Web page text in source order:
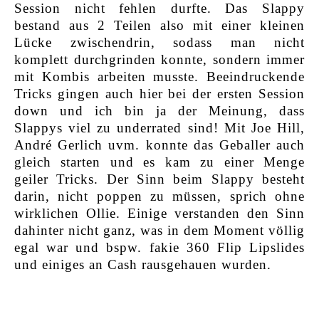
Session nicht fehlen durfte. Das Slappy
bestand aus 2 Teilen also mit einer kleinen
Lücke zwischendrin, sodass man nicht
komplett durchgrinden konnte, sondern immer
mit Kombis arbeiten musste. Beeindruckende
Tricks gingen auch hier bei der ersten Session
down und ich bin ja der Meinung, dass
Slappys viel zu underrated sind! Mit Joe Hill,
André Gerlich uvm. konnte das Geballer auch
gleich starten und es kam zu einer Menge
geiler Tricks. Der Sinn beim Slappy besteht
darin, nicht poppen zu müssen, sprich ohne
wirklichen Ollie. Einige verstanden den Sinn
dahinter nicht ganz, was in dem Moment völlig
egal war und bspw. fakie 360 Flip Lipslides
und einiges an Cash rausgehauen wurden.